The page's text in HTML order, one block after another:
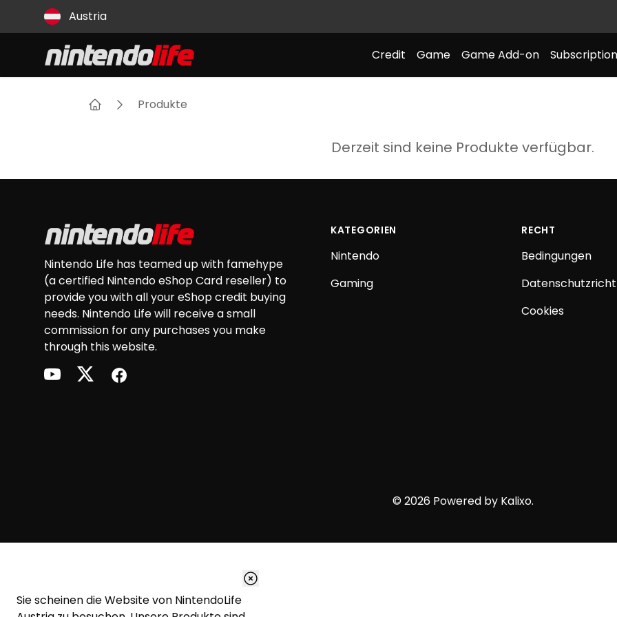
Land Austria
Credit Game Game Add-on Subscription
Produkte
Derzeit sind keine Produkte verfügbar.
Nintendo Life has teamed up with famehype
(a certified Nintendo eShop Card reseller) to
provide you with all your eShop credit buying
needs. Nintendo Life will receive a small
commission for any purchases you make
through this website.
youtubetwitterfacebook
KATEGORIEN
Nintendo
Gaming
RECHT
Bedingungen
Cookies
© 2026 Powered by Kalixo.
Sie scheinen die Website von NintendoLife